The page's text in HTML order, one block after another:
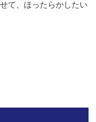
て、ほったらかしたい